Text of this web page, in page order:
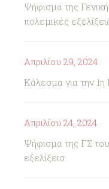
Ψήφισμα της
πολεμικές
Απριλίου 29, 2024
Κάλεσμα για την
Απριλίου 24, 2024
Ψήφισμα της ΓΣ
εξελίξεισ